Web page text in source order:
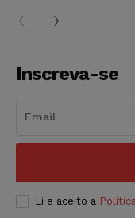
Inscreva-se
Li e aceito a